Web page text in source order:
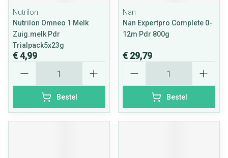
Nutrilon
Nutrilon Omneo 1 Melk
Zuig.melk Pdr
Trialpack5x23g
€ 4,99
Bestel
Nan
Nan Expertpro Complete 0-
12m Pdr 800g
€ 29,79
Bestel